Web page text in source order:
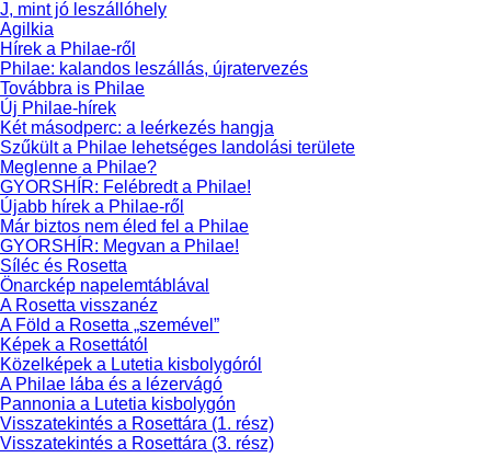
J, mint jó leszállóhely
Agilkia
Hírek a Philae-ről
Philae: kalandos leszállás, újratervezés
Továbbra is Philae
Új Philae-hírek
Két másodperc: a leérkezés hangja
Szűkült a Philae lehetséges landolási területe
Meglenne a Philae?
GYORSHÍR: Felébredt a Philae!
Újabb hírek a Philae-ről
Már biztos nem éled fel a Philae
GYORSHÍR: Megvan a Philae!
Síléc és Rosetta
Önarckép napelemtáblával
A Rosetta visszanéz
A Föld a Rosetta „szemével”
Képek a Rosettától
Közelképek a Lutetia kisbolygóról
A Philae lába és a lézervágó
Pannonia a Lutetia kisbolygón
Visszatekintés a Rosettára (1. rész)
Visszatekintés a Rosettára (3. rész)